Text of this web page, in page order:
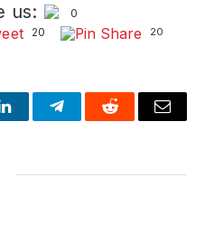
us:
0
20 20
LinkedInTelegramReddit Email